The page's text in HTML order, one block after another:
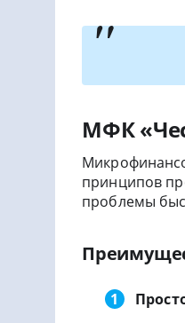
МФК
принципов
проблемы